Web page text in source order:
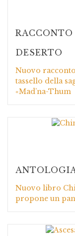
DESERTO
Nuovo
tassello della
«Mad’na-Thum
Nuovo libro
propone un